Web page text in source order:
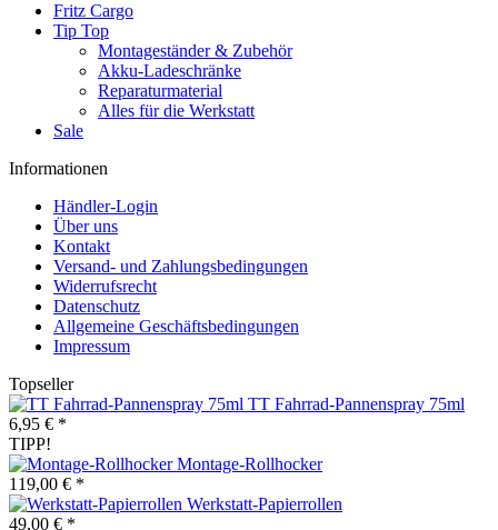
Fritz Cargo
Tip Top
Montageständer & Zubehör
Akku-Ladeschränke
Reparaturmaterial
Alles für die Werkstatt
Sale
Informationen
Händler-Login
Über uns
Kontakt
Versand- und Zahlungsbedingungen
Widerrufsrecht
Datenschutz
Allgemeine Geschäftsbedingungen
Impressum
Topseller
TT Fahrrad-Pannenspray 75ml
6,95 € *
TIPP!
Montage-Rollhocker
119,00 € *
Werkstatt-Papierrollen
49,00 € *